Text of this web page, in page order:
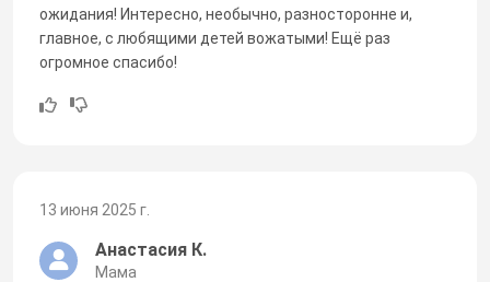
ожидания! Интересно, необычно, разносторонне и,
главное, с любящими детей вожатыми! Ещё раз
огромное спасибо!
13 июня 2025 г.
Анастасия К.
Мама